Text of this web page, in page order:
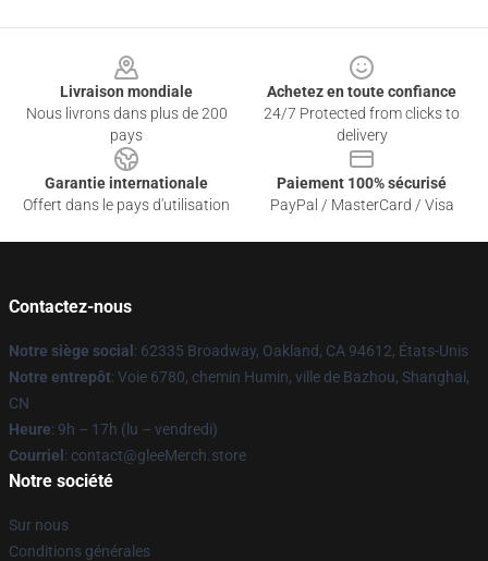
Livraison mondiale
Nous livrons dans plus de 200
pays
Achetez en toute confiance
24/7 Protected from clicks to
delivery
Garantie internationale
Offert dans le pays d'utilisation
Paiement 100% sécurisé
PayPal / MasterCard / Visa
Contactez-nous
Notre siège social : 62335 Broadway, Oakland, CA 94612, États-Unis
Notre entrepôt: Voie 6780, chemin Humin, ville de Bazhou, Shanghai,
CN
Heure: 9h – 17h (lu – vendredi)
Courriel : contact@gleeMerch.store
Notre société
Sur nous
Conditions générales